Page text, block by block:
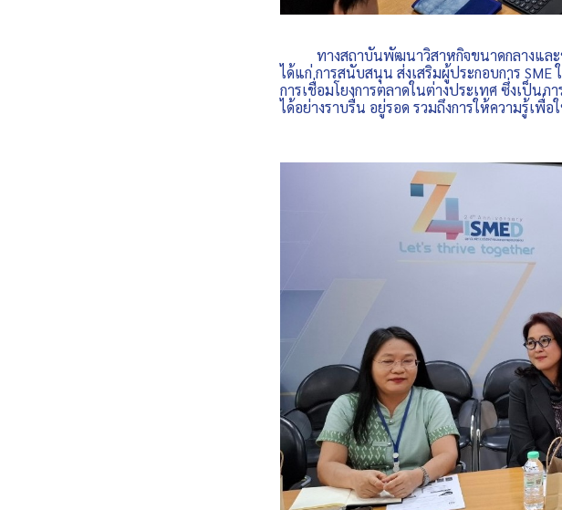
ทางสถาบันพัฒนาวิสาหกิจขนาดกลางและข
ได้แก่ การสนับสนุน ส่งเสริมผู้ประกอบการ
การเชื่อมโยงการตลาดในต่างประเทศ ซึ่งเป็นภ
ได้อย่างราบรื่น อยู่รอด รวมถึงการให้ความรู้เพื่